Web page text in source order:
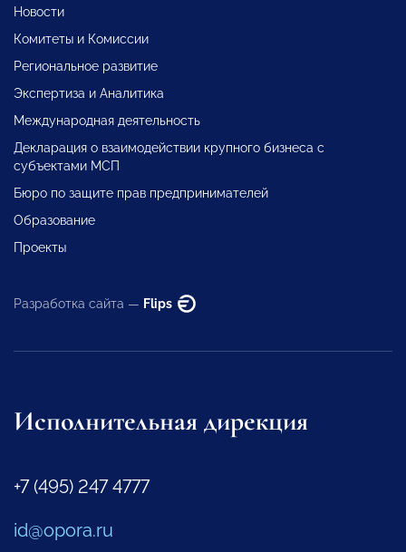
Новости
Комитеты и Комиссии
Региональное развитие
Экспертиза и Аналитика
Международная деятельность
Декларация о взаимодействии крупного бизнеса с
субъектами МСП
Бюро по защите прав предпринимателей
Образование
Проекты
Разработка сайта — Flips
Исполнительная дирекция
+7 (495) 247 4777
id@opora.ru